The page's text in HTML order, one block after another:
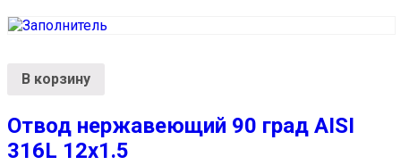
В корзину
Отвод нержавеющий 90 град AISI
316L 12х1.5